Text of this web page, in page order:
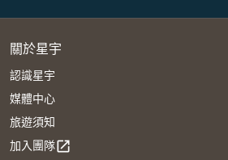
關於星宇
認識星宇
媒體中心
旅遊須知
加入團隊open_in_new